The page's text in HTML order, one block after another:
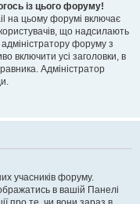
із цього форуму!
на цьому форумі включає
що надсилають
форуму з
включити усі заголовки, в
Адміністратор
учасників форуму.
в вашій Панелі